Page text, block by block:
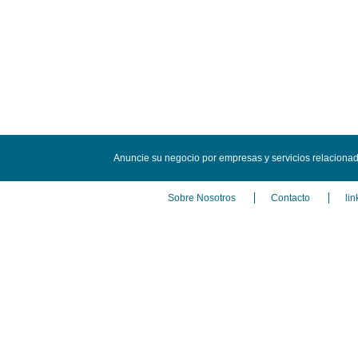
Anuncie su negocio por empresas y servicios
Sobre Nosotros Contacto